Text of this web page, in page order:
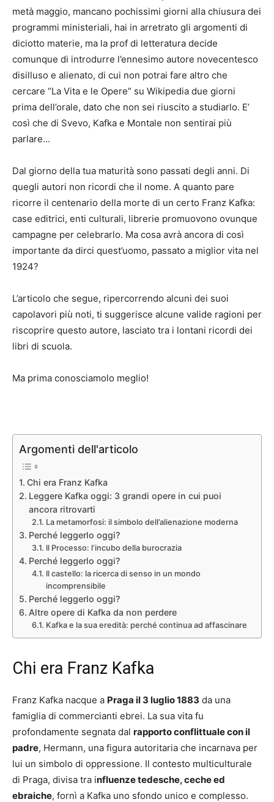
metà maggio, mancano pochissimi giorni alla chiusura dei
programmi ministeriali, hai in arretrato gli argomenti di
diciotto materie, ma la prof di letteratura decide
comunque di introdurre l’ennesimo autore novecentesco
disilluso e alienato, di cui non potrai fare altro che
cercare “La Vita e le Opere” su Wikipedia due giorni
prima dell’orale, dato che non sei riuscito a studiarlo. E’
così che di Svevo, Kafka e Montale non sentirai più
parlare…
Dal giorno della tua maturità sono passati degli anni. Di
quegli autori non ricordi che il nome. A quanto pare
ricorre il centenario della morte di un certo Franz Kafka:
case editrici, enti culturali, librerie promuovono ovunque
campagne per celebrarlo. Ma cosa avrà ancora di così
importante da dirci quest’uomo, passato a miglior vita nel
1924?
L’articolo che segue, ripercorrendo alcuni dei suoi
capolavori più noti, ti suggerisce alcune valide ragioni per
riscoprire questo autore, lasciato tra i lontani ricordi dei
libri di scuola.
Ma prima conosciamolo meglio!
Argomenti dell'articolo
Chi era Franz Kafka
Leggere Kafka oggi: 3 grandi opere in cui puoi
ancora ritrovarti
La metamorfosi: il simbolo dell’alienazione moderna
Perché leggerlo oggi?
Il Processo: l’incubo della burocrazia
Perché leggerlo oggi?
Il castello: la ricerca di senso in un mondo
incomprensibile
Perché leggerlo oggi?
Altre opere di Kafka da non perdere
Kafka e la sua eredità: perché continua ad affascinare
Chi era Franz Kafka
Franz Kafka nacque a Praga il 3 luglio 1883 da una
famiglia di commercianti ebrei. La sua vita fu
profondamente segnata dal rapporto conflittuale con il
padre, Hermann, una figura autoritaria che incarnava per
lui un simbolo di oppressione. Il contesto multiculturale
di Praga, divisa tra influenze tedesche, ceche ed
ebraiche, fornì a Kafka uno sfondo unico e complesso.